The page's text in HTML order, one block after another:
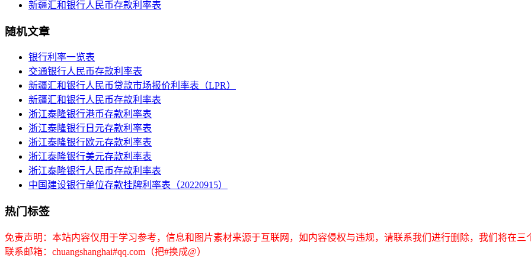
新疆汇和银行人民币存款利率表
随机文章
银行利率一览表
交通银行人民币存款利率表
新疆汇和银行人民币贷款市场报价利率表（LPR）
新疆汇和银行人民币存款利率表
浙江泰隆银行港币存款利率表
浙江泰隆银行日元存款利率表
浙江泰隆银行欧元存款利率表
浙江泰隆银行美元存款利率表
浙江泰隆银行人民币存款利率表
中国建设银行单位存款挂牌利率表（20220915）
热门标签
免责声明：本站内容仅用于学习参考，信息和图片素材来源于互联网，如内容侵权与违规，请联系我们进行删除，我们将在三
联系邮箱：chuangshanghai#qq.com（把#换成@）